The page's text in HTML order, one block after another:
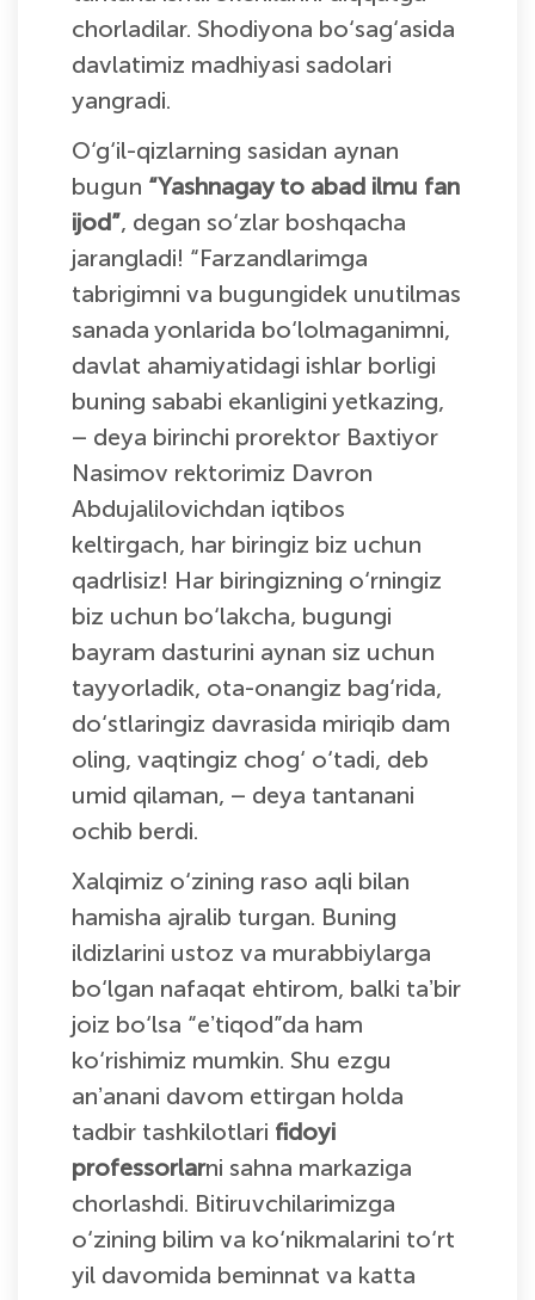
chorladilar. Shodiyona bo‘sag‘asida
davlatimiz madhiyasi sadolari
yangradi.
O‘g‘il-qizlarning sasidan aynan
bugun “Yashnagay to abad ilmu fan
ijod”, degan so‘zlar boshqacha
jarangladi! “Farzandlarimga
tabrigimni va bugungidek unutilmas
sanada yonlarida bo‘lolmaganimni,
davlat ahamiyatidagi ishlar borligi
buning sababi ekanligini yetkazing,
– deya birinchi prorektor Baxtiyor
Nasimov rektorimiz Davron
Abdujalilovichdan iqtibos
keltirgach, har biringiz biz uchun
qadrlisiz! Har biringizning o‘rningiz
biz uchun bo‘lakcha, bugungi
bayram dasturini aynan siz uchun
tayyorladik, ota-onangiz bag‘rida,
do‘stlaringiz davrasida miriqib dam
oling, vaqtingiz chog‘ o‘tadi, deb
umid qilaman, – deya tantanani
ochib berdi.
Xalqimiz o‘zining raso aqli bilan
hamisha ajralib turgan. Buning
ildizlarini ustoz va murabbiylarga
bo‘lgan nafaqat ehtirom, balki taʼbir
joiz bo‘lsa “eʼtiqod”da ham
ko‘rishimiz mumkin. Shu ezgu
anʼanani davom ettirgan holda
tadbir tashkilotlari fidoyi
professorlarni sahna markaziga
chorlashdi. Bitiruvchilarimizga
o‘zining bilim va ko‘nikmalarini to‘rt
yil davomida beminnat va katta